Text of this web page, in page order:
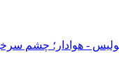
- هوادار؛ چشم